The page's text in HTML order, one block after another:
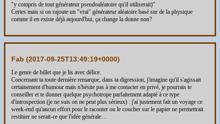
"y compris de tout générateur pseudoaléatoire qu'il utiliserait)"
Certes mais si on rajoute un "vrai" générateur aléatoire basé sur de la physique
comme il en existe déjà aujourd'hui, ça change la donne non?
Fab (2017-09-25T13:49:19+0000)
Le genre de billet que je lis avec délice.
Concernant ta toute dernière remarque, dans ta digression, j'imagine qu'il s'agissait
certainement d'humour mais n'hésite pas à me contacter en privé, je pourrais te
conseiller et te donner quelque psychotrope parfaitement adapté à ce type
d'introspection (je ne suis on ne peut plus sérieux) : j'ai justement fait un voyage ce
week-end qu'aucun effort pour le raconter ou le coucher sur le papier ne permettrait
restituer ne serait-ce que l'idée générale…